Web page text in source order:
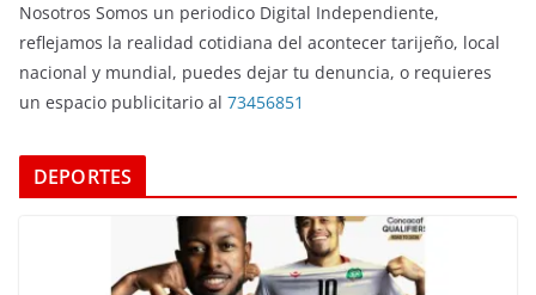
Nosotros Somos un periodico Digital Independiente,
reflejamos la realidad cotidiana del acontecer tarijeño, local
nacional y mundial, puedes dejar tu denuncia, o requieres
un espacio publicitario al 73456851
DEPORTES